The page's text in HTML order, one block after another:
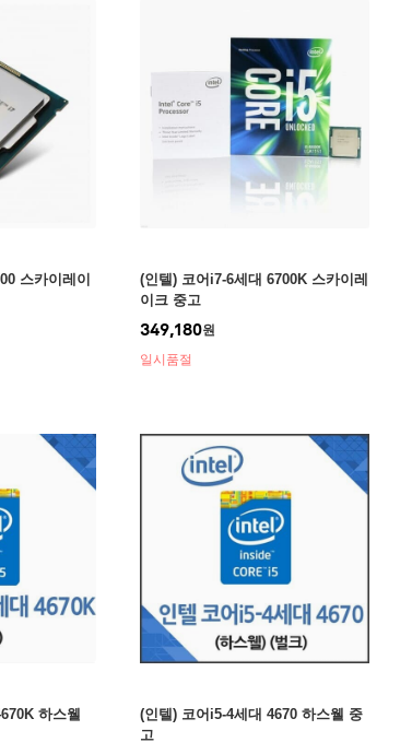
스카이레이
(인텔) 코어i7-6세대 6700K 스카이레
이크 중고
349,180원
일시품절
하스웰
(인텔) 코어i5-4세대 4670 하스웰 중
고